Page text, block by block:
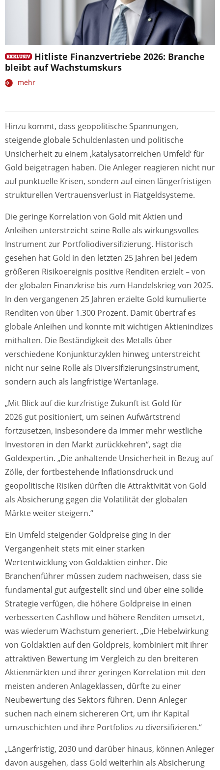
Hitliste Finanzvertriebe 2026: Branche
bleibt auf Wachstumskurs
mehr
Hinzu kommt, dass geopolitische Spannungen,
steigende globale Schuldenlasten und politische
Unsicherheit zu einem ‚katalysatorreichen Umfeld‘ für
Gold beigetragen haben. Die Anleger reagieren nicht nur
auf punktuelle Krisen, sondern auf einen längerfristigen
strukturellen Vertrauensverlust in Fiatgeldsysteme.
Die geringe Korrelation von Gold mit Aktien und
Anleihen unterstreicht seine Rolle als wirkungsvolles
Instrument zur Portfoliodiversifizierung. Historisch
gesehen hat Gold in den letzten 25 Jahren bei jedem
größeren Risikoereignis positive Renditen erzielt – von
der globalen Finanzkrise bis zum Handelskrieg von 2025.
In den vergangenen 25 Jahren erzielte Gold kumulierte
Renditen von über 1.300 Prozent. Damit übertraf es
globale Anleihen und konnte mit wichtigen Aktienindizes
mithalten. Die Beständigkeit des Metalls über
verschiedene Konjunkturzyklen hinweg unterstreicht
nicht nur seine Rolle als Diversifizierungsinstrument,
sondern auch als langfristige Wertanlage.
„Mit Blick auf die kurzfristige Zukunft ist Gold für
2026 gut positioniert, um seinen Aufwärtstrend
fortzusetzen, insbesondere da immer mehr westliche
Investoren in den Markt zurückkehren“, sagt die
Goldexpertin. „Die anhaltende Unsicherheit in Bezug auf
Zölle, der fortbestehende Inflationsdruck und
geopolitische Risiken dürften die Attraktivität von Gold
als Absicherung gegen die Volatilität der globalen
Märkte weiter steigern.“
Ein Umfeld steigender Goldpreise ging in der
Vergangenheit stets mit einer starken
Wertentwicklung von Goldaktien einher. Die
Branchenführer müssen zudem nachweisen, dass sie
fundamental gut aufgestellt sind und über eine solide
Strategie verfügen, die höhere Goldpreise in einen
verbesserten Cashflow und höhere Renditen umsetzt,
was wiederum Wachstum generiert. „Die Hebelwirkung
von Goldaktien auf den Goldpreis, kombiniert mit ihrer
attraktiven Bewertung im Vergleich zu den breiteren
Aktienmärkten und ihrer geringen Korrelation mit den
meisten anderen Anlageklassen, dürfte zu einer
Neubewertung des Sektors führen. Denn Anleger
suchen nach einem sichereren Ort, um ihr Kapital
umzuschichten und ihre Portfolios zu diversifizieren.“
„Längerfristig, 2030 und darüber hinaus, können Anleger
davon ausgehen, dass Gold weiterhin als Absicherung